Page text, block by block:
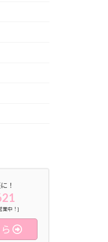
！
業中！]
ら